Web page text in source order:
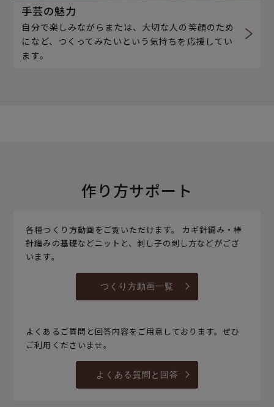
手芸の魅力
自分で楽しみながらまたは、大切な人の笑顔のため
になど、つくってみたいという気持ちを応援してい
ます。
作り方サポート
各種つくり方動画をご覧いただけます。 カギ針編み・棒
針編みの基礎などニットと、刺し子の刺し方などがござ
います。
つくり方動画一覧
よくあるご質問と回答内容をご用意しております。ぜひ
ご利用くださいませ。
よくある質問と回答